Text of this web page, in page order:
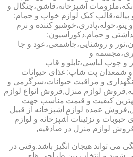
آشپزخانه،قاشق،چنگال و
پیاله،قالب کیک لوازم خواب و حمام:
کننده و نرم
و حمام.دکوراسیون:
و روشنایی،جاشمعی،عود و جا
و
و چوب لباسی،تابلو و قاب
شمعدان پت شاپ: غذای حیوانات
و مراقبت حیوانات،سرگرمی و
لوازم منزل,فروش انواع لوازم
بهترین کیفیت و قیمت مناسب جهت
عمده لوازم آشپزخانه از قبیل
حبوبات و تزئینات آشپزخانه و لوازم
لوازم منزل در صادقیه,
می تواند هیجان انگیز باشد.وقتی در
شوید و انتخاب بین طراحی های